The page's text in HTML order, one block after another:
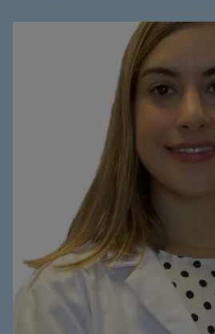
Equipo médico y asistencial